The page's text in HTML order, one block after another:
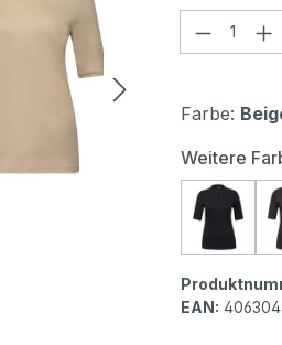
Farbe:
Weitere
Street
EAN: